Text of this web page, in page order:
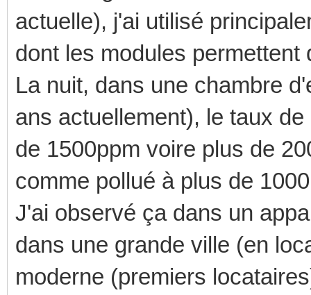
actuelle), j'ai utilisé
dont les modules
La nuit, dans une chambre
ans actuellement), le taux
de 1500ppm voire plus de
comme pollué à plus de
J'ai observé ça dans un
dans une grande ville (en
moderne (premiers